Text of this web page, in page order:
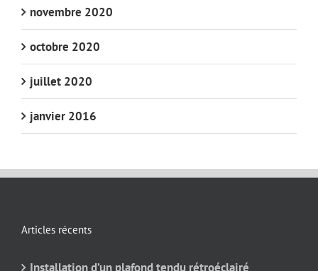
novembre 2020
octobre 2020
juillet 2020
janvier 2016
Articles récents
Installation d’un plafond tendu rétroéclairé